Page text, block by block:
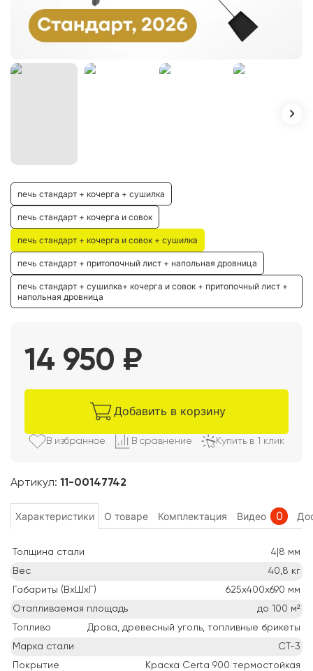
печь стандарт + кочерга + сушилка
печь стандарт + кочерга и совок
печь стандарт + кочерга и совок + сушилка
печь стандарт + притопочный лист + напольная дровница
печь стандарт + сушилка+ кочерга и совок + притопочный лист +
напольная дровница
Артикул: 11-00147742
14 950 ₽
Добавить в корзину
В избранное В сравнение Купить в 1 клик
Характеристики О товаре Комплектация Видео 0
Толщина стали 4|8 мм
Вес
40,8 кг
Габариты (ВхШхГ)
625х400х690 мм
Отапливаемая площадь
до 100 м²
Топливо
Дрова, древесный уголь, топливные брикеты
Марка стали
СТ-3
Покрытие
Краска Certa 900 термостойкая